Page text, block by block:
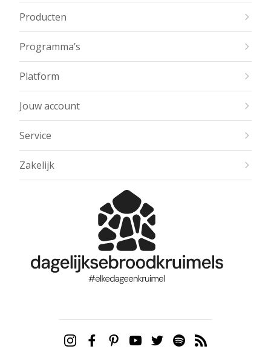
Producten
Programma’s
Platform
Jouw account
Service
Zakelijk